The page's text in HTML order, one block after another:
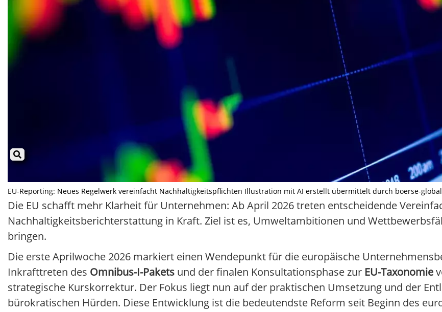
EU-Reporting: Neues Regelwerk vereinfacht Nachhaltigkeitspflichten Illustration mit AI erstellt übermittelt durch boerse-
Die EU schafft mehr Klarheit für Unternehmen: Ab April 2026 treten entscheidende
Nachhaltigkeitsberichterstattung in Kraft. Ziel ist es, Umweltambitionen und
bringen.
Die erste Aprilwoche 2026 markiert einen Wendepunkt für die europäische
Inkrafttreten des Omnibus-I-Pakets und der finalen Konsultationsphase zur EU-Taxonomie
strategische Kurskorrektur. Der Fokus liegt nun auf der praktischen Umsetzung und der
bürokratischen Hürden. Diese Entwicklung ist die bedeutendste Reform seit Beginn des